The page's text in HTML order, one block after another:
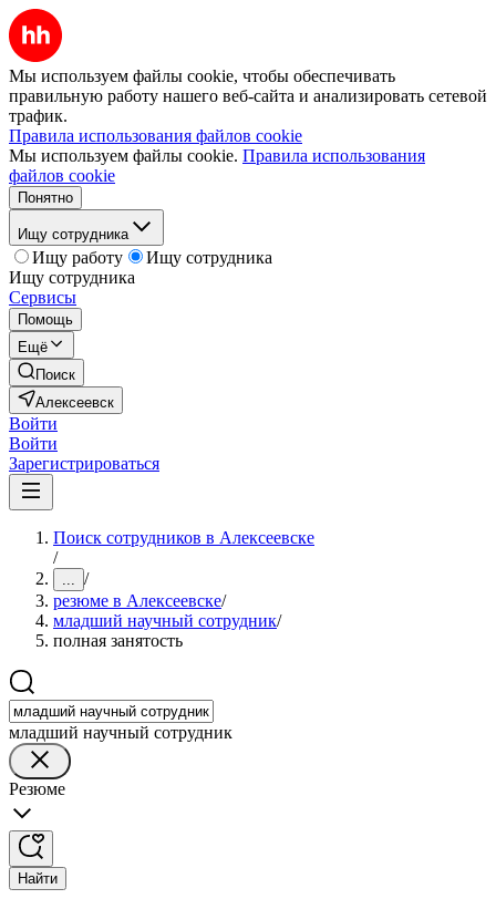
Мы используем файлы cookie, чтобы обеспечивать
правильную работу нашего веб-сайта и анализировать сетевой
трафик.
Правила использования файлов cookie
Мы используем файлы cookie. Правила использования
файлов cookie
Понятно
Ищу сотрудника
Ищу работу
Ищу сотрудника
Ищу сотрудника
Сервисы
Помощь
Ещё
Поиск
Алексеевск
Войти
Войти
Зарегистрироваться
Поиск сотрудников в Алексеевске
/
... /
резюме в Алексеевске/
младший научный сотрудник/
полная занятость
младший научный сотрудник
Резюме
Найти